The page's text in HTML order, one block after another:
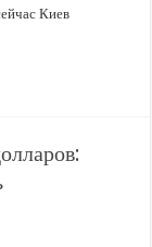
Киев